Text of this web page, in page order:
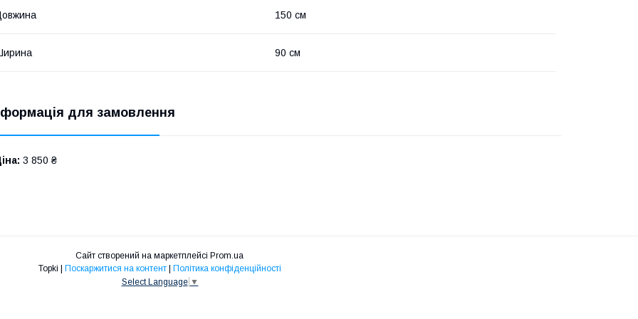
150 см
90 см
для замовлення
3 850 ₴
Сайт створений на маркетплейсі Prom.ua
Поскаржитися на контент
Політика конфіденційності
Select Language ▼